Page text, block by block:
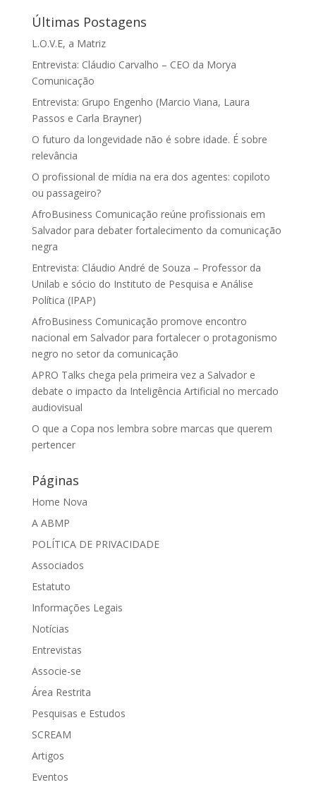
Últimas Postagens
L.O.V.E, a Matriz
Entrevista: Cláudio Carvalho – CEO da Morya
Comunicação
Entrevista: Grupo Engenho (Marcio Viana, Laura
Passos e Carla Brayner)
O futuro da longevidade não é sobre idade. É sobre
relevância
O profissional de mídia na era dos agentes: copiloto
ou passageiro?
AfroBusiness Comunicação reúne profissionais em
Salvador para debater fortalecimento da comunicação
negra
Entrevista: Cláudio André de Souza – Professor da
Unilab e sócio do Instituto de Pesquisa e Análise
Política (IPAP)
AfroBusiness Comunicação promove encontro
nacional em Salvador para fortalecer o protagonismo
negro no setor da comunicação
APRO Talks chega pela primeira vez a Salvador e
debate o impacto da Inteligência Artificial no mercado
audiovisual
O que a Copa nos lembra sobre marcas que querem
pertencer
Páginas
Home Nova
A ABMP
POLÍTICA DE PRIVACIDADE
Associados
Estatuto
Informações Legais
Notícias
Entrevistas
Associe-se
Área Restrita
Pesquisas e Estudos
SCREAM
Artigos
Eventos